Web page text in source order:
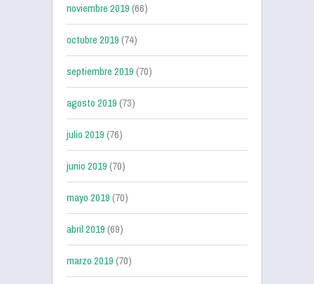
noviembre 2019(66)
octubre 2019(74)
septiembre 2019(70)
agosto 2019(73)
julio 2019(76)
junio 2019(70)
mayo 2019(70)
abril 2019(69)
marzo 2019(70)